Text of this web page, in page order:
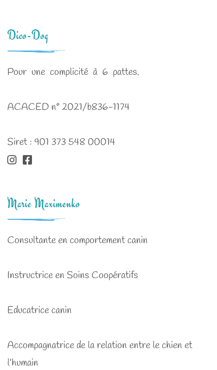
Dico-Dog
Pour une complicité à 6 pattes.
ACACED n° 2021/b836-1174
Siret : 901 373 548 00014
Marie Maximenko
Consultante en comportement canin
Instructrice en Soins Coopératifs
Educatrice canin
Accompagnatrice de la relation entre le chien et
l’humain